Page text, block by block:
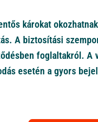
károkat
A biztosítási
foglaltakról. A
esetén a gyors